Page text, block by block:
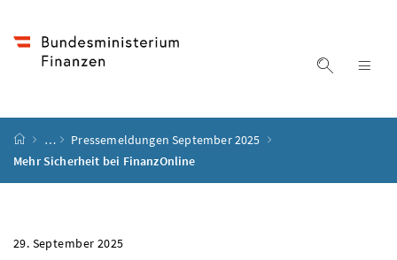
Suche
Startseite
…
Pressemeldungen September 2025
Mehr Sicherheit bei FinanzOnline
29. September 2025